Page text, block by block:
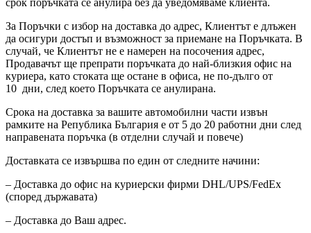
За Поръчки с избор на доставка до адрес, Клиентът е длъжен
да осигури достъп и възможност за приемане на Поръчката. В
случай, че Клиентът не е намерен на посочения адрес,
Продавачът ще препрати поръчката до най-близкия офис на
куриера, като стоката ще остане в офиса, не по-дълго от
10 дни, след което Поръчката се анулирана.
Срока на доставка за вашите автомобилни части извън
рамките на Република България е от 5 до 20 работни дни след
направената поръчка (в отделни случай и повече)
Доставката се извършва по един от следните начини:
– Доставка до офис на куриерски фирми DHL/UPS/FedEx
(според държавата)
– Доставка до Ваш адрес.